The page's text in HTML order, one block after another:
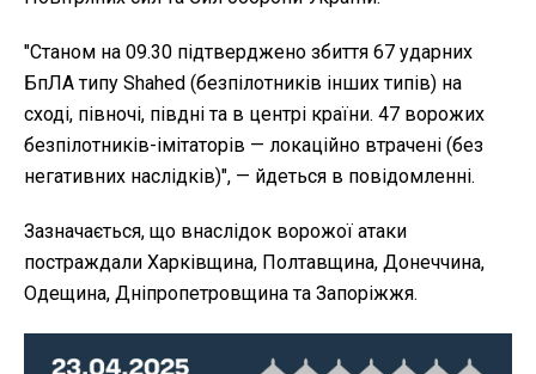
"Станом на 09.30 підтверджено збиття 67 ударних
БпЛА типу Shahed (безпілотників інших типів) на
сході, півночі, півдні та в центрі країни. 47 ворожих
безпілотників-імітаторів — локаційно втрачені (без
негативних наслідків)", — йдеться в повідомленні.
Зазначається, що внаслідок ворожої атаки
постраждали Харківщина, Полтавщина, Донеччина,
Одещина, Дніпропетровщина та Запоріжжя.